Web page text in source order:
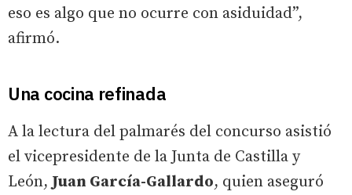
eso es algo que no ocurre con asiduidad”,
afirmó.
Una cocina refinada
A la lectura del palmarés del concurso asistió
el vicepresidente de la Junta de Castilla y
León, Juan García-Gallardo, quien aseguró